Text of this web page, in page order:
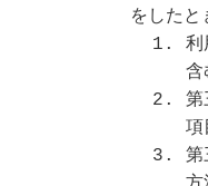
をしたと
利
含
第
項
第